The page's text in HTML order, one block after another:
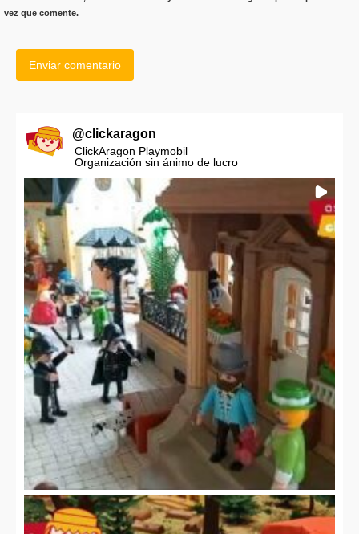
vez que comente.
@clickaragon
ClickAragon Playmobil
Organización sin ánimo de lucro